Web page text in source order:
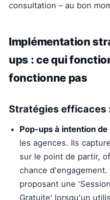
consultation – au bon
Implémentation
ups : ce qui
fonctionne pas
Stratégies efficaces
Pop-ups à intention de
les agences. Ils
sur le point de partir,
chance
proposant une
Gratuite' lorsqu'un